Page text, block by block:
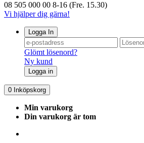
08 505 000 00 8-16 (Fre. 15.30)
Vi hjälper dig gärna!
Logga In
Glömt lösenord?
Ny kund
Logga in
0 Inköpskorg
Min varukorg
Din varukorg är tom